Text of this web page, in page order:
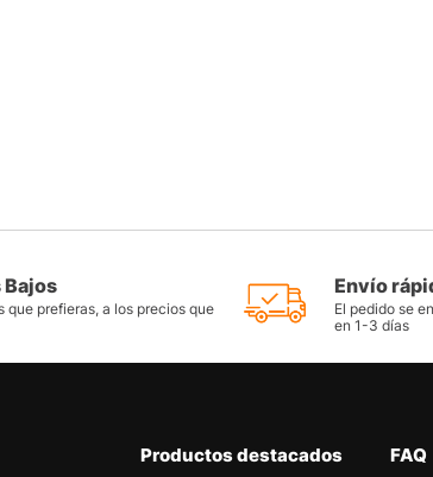
que prefieras, a los precios que
Envío
El pedido se
en 1-3 días
Productos destacados FAQ